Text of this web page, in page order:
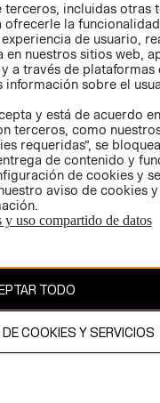
COOKIES
LIBRO DE
por copyright y es
incluidas otras
ofrecerle la
de usuario,
nuestros sitios web,
a través de plataformas
sobre el
y está de acuerdo
terceros, como
requeridas”, se
de contenido y
de cookies y
aviso de cookies
uso compartido de datos
TODO
COOKIES Y SERVICIOS